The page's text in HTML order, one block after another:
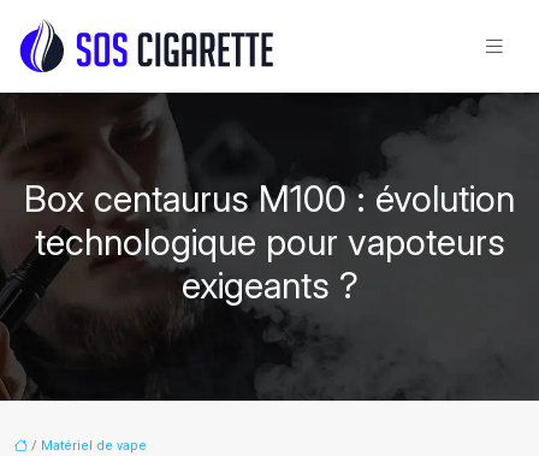
Box centaurus M100 : évolution
technologique pour vapoteurs
exigeants ?
/ Matériel de vape